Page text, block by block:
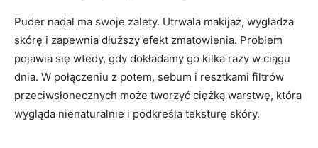
Puder nadal ma swoje zalety. Utrwala makijaż, wygładza
skórę i zapewnia dłuższy efekt zmatowienia. Problem
pojawia się wtedy, gdy dokładamy go kilka razy w ciągu
dnia. W połączeniu z potem, sebum i resztkami filtrów
przeciwsłonecznych może tworzyć ciężką warstwę, która
wygląda nienaturalnie i podkreśla teksturę skóry.